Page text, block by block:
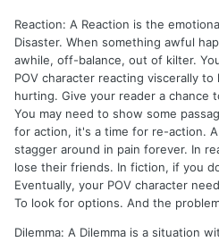
Reaction: A Reaction is the
Disaster. When something awful
awhile, off-balance, out of kilter.
POV character reacting viscerally to
hurting. Give your reader a chance
You may need to show some
for action, it's a time for re-action.
stagger around in pain forever. In
lose their friends. In fiction, if you
Eventually, your POV character
To look for options. And the
Dilemma: A Dilemma is a situation